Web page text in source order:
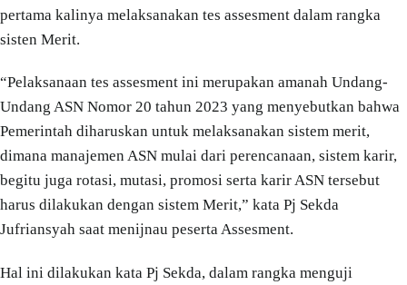
pertama kalinya melaksanakan tes assesment dalam rangka
sisten Merit.
“Pelaksanaan tes assesment ini merupakan amanah Undang-
Undang ASN Nomor 20 tahun 2023 yang menyebutkan bahwa
Pemerintah diharuskan untuk melaksanakan sistem merit,
dimana manajemen ASN mulai dari perencanaan, sistem karir,
begitu juga rotasi, mutasi, promosi serta karir ASN tersebut
harus dilakukan dengan sistem Merit,” kata Pj Sekda
Jufriansyah saat menijnau peserta Assesment.
Hal ini dilakukan kata Pj Sekda, dalam rangka menguji